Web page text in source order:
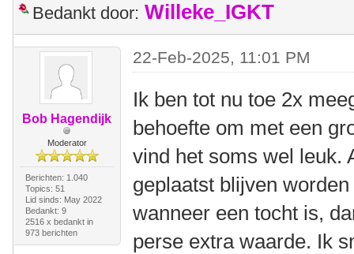
Bedankt door: Willeke_IGKT
Bob Hagendijk
Moderator
Berichten: 1.040
Topics: 51
Lid sinds: May 2022
Bedankt: 9
2516 x bedankt in
973 berichten
22-Feb-2025, 11:01 PM
Ik ben tot nu toe 2x
behoefte om met een
vind het soms wel leuk.
geplaatst blijven
wanneer een tocht is,
perse extra waarde. Ik